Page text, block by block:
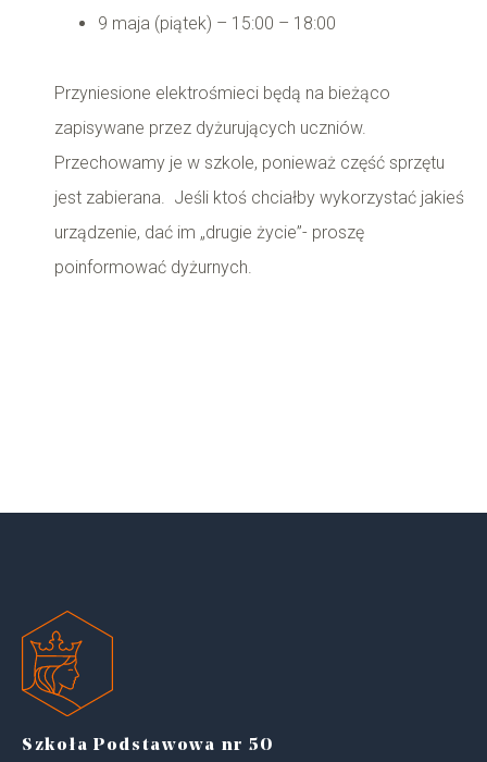
9 maja (piątek) – 15:00 – 18:00
Przyniesione elektrośmieci będą na bieżąco
zapisywane przez dyżurujących uczniów.
Przechowamy je w szkole, ponieważ część sprzętu
jest zabierana. Jeśli ktoś chciałby wykorzystać jakieś
urządzenie, dać im „drugie życie”- proszę
poinformować dyżurnych.
Szkoła Podstawowa nr 50